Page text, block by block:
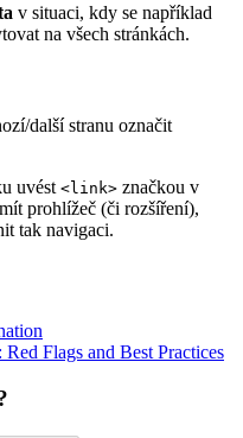
v situaci, kdy se například
na všech stránkách.
další stranu označit
uvést <link> značkou v
prohlížeč (či rozšíření),
tak navigaci.
Flags and Best Practices